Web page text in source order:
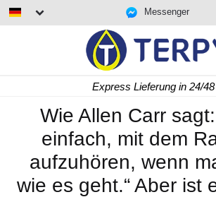
Messenger
Express Lieferung in 24/
Wie Allen Carr
einfach, mit dem
aufzuhören, wenn
wie es geht.“ Aber ist